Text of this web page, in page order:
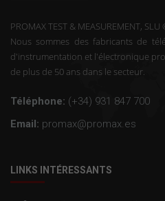
PROMAX TEST & MEASUREMENT, SLU
Nous sommes des fabricants de
d'instrumentation et l'électronique
de plus de 50 ans dans le secteur.
Téléphone: (+34) 931 847 700
Email: promax@promax.es
LINKS INTÉRESSANTS